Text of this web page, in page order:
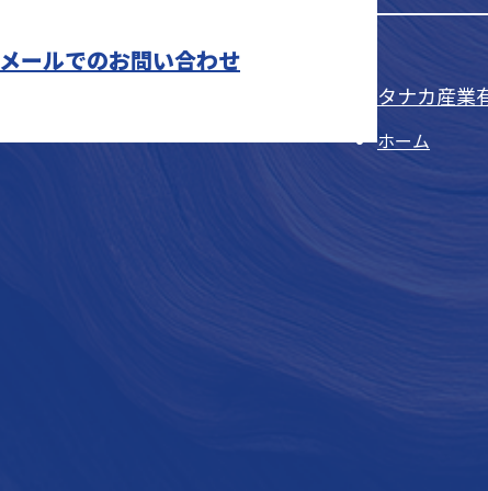
メールでのお問い合わせ
タナカ産業
ホーム